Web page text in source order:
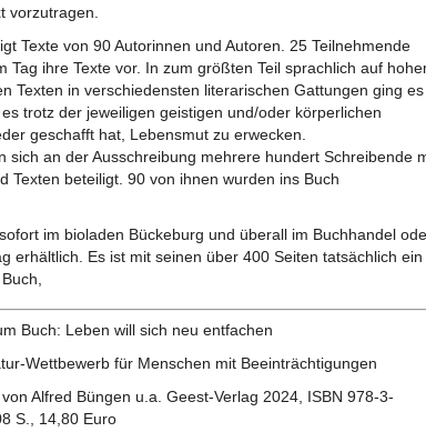
vorzutragen.
Texte von 90 Autorinnen und Autoren. 25 Teilnehmende
Tag ihre Texte vor. In zum größten Teil sprachlich auf
Texten in verschiedensten literarischen Gattungen ging es
trotz der jeweiligen geistigen und/oder körperlichen
geschafft hat, Lebensmut zu erwecken.
sich an der Ausschreibung mehrere hundert Schreibende
Texten beteiligt. 90 von ihnen wurden ins Buch
im bioladen Bückeburg und überall im Buchhandel
erhältlich. Es ist mit seinen über 400 Seiten tatsächlich ein
Buch: Leben will sich neu entfachen
Wettbewerb für Menschen mit Beeinträchtigungen
Alfred Büngen u.a. Geest-Verlag 2024, ISBN 978-3-
S., 14,80 Euro